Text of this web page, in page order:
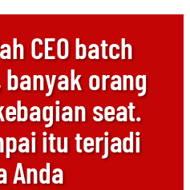
CEO batch
banyak orang
seat.
itu terjadi
Anda